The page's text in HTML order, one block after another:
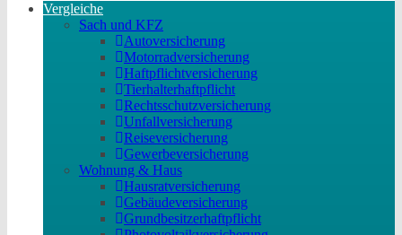
Vergleiche
Sach und KFZ
Autoversicherung
Motorradversicherung
Haftpflichtversicherung
Tierhalterhaftpflicht
Rechtsschutzversicherung
Unfallversicherung
Reiseversicherung
Gewerbeversicherung
Wohnung & Haus
Hausratversicherung
Gebäudeversicherung
Grundbesitzerhaftpflicht